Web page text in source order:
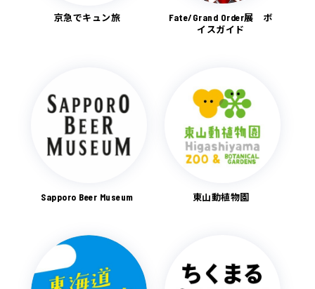
京急でキュン旅
Fate/Grand Order展 ボ
イスガイド
Sapporo Beer Museum 東山動植物園